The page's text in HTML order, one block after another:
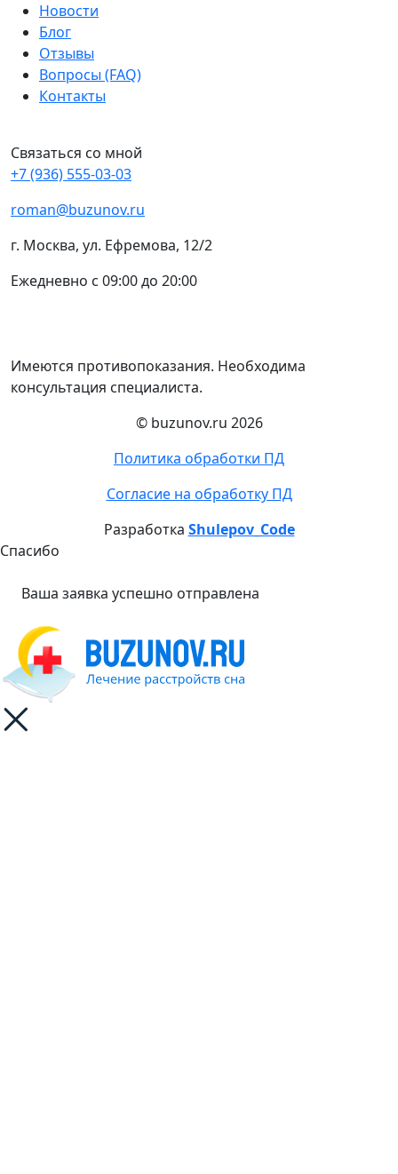
Новости
Блог
Отзывы
Вопросы (FAQ)
Контакты
Связаться со мной
+7 (936) 555-03-03
roman@buzunov.ru
г. Москва, ул. Ефремова, 12/2
Ежедневно с 09:00 до 20:00
Имеются противопоказания. Необходима
консультация специалиста.
© buzunov.ru 2026
Политика обработки ПД
Согласие на обработку ПД
Разработка Shulepov_Code
Спасибо
Ваша заявка успешно отправлена